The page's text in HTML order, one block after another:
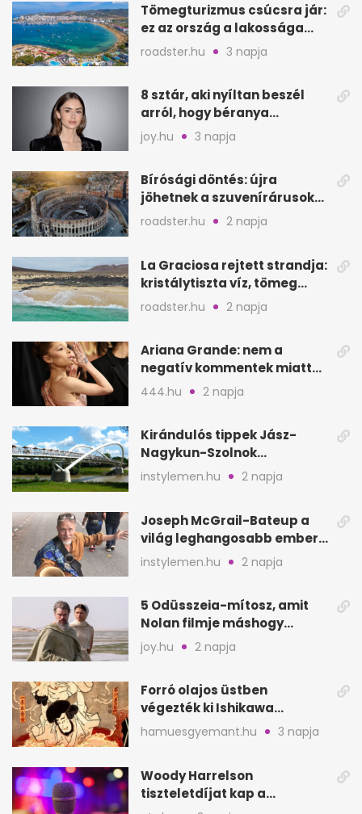
Tömegturizmus csúcsra jár:
ez az ország a lakossága
kétszeresét fogadja
roadster.hu 3 napja
8 sztár, aki nyíltan beszél
arról, hogy béranya
segítette a családalapítást
joy.hu 3 napja
Bírósági döntés: újra
jöhetnek a szuvenírárusok
Európa ikonikus helyére
roadster.hu 2 napja
La Graciosa rejtett strandja:
kristálytiszta víz, tömeg
nélkül
roadster.hu 2 napja
Ariana Grande: nem a
negatív kommentek miatt
vonul vissza
444.hu 2 napja
Kirándulós tippek Jász-
Nagykun-Szolnok
megyében: 6 kihagyhatatlan
hely
instylemen.hu 2 napja
Joseph McGrail-Bateup a
világ leghangosabb embere
lett Ausztráliából
instylemen.hu 2 napja
5 Odüsszeia-mítosz, amit
Nolan filmje máshogy
mutat, mint Homérosz
joy.hu 2 napja
Forró olajos üstben
végezték ki Ishikawa
Goemont, Japán Robin
Hoodját
hamuesgyemant.hu 3 napja
Woody Harrelson
tiszteletdíjat kap a